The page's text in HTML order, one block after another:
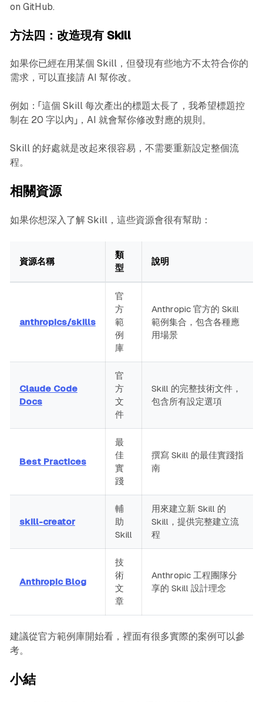
on GitHub.
方法四：改造現有 Skill
如果你已經在用某個 Skill，但發現有些地方不太符合你的
需求，可以直接請 AI 幫你改。
例如：「這個 Skill 每次產出的標題太長了，我希望標題控
制在 20 字以內」，AI 就會幫你修改對應的規則。
Skill 的好處就是改起來很容易，不需要重新設定整個流
程。
相關資源
如果你想深入了解 Skill，這些資源會很有幫助：
資源名稱
類
型
說明
anthropics/skills
官
方
範
例
庫
Anthropic 官方的 Skill
範例集合，包含各種應
用場景
Claude Code
Docs
官
方
文
件
Skill 的完整技術文件，
包含所有設定選項
Best Practices
最
佳
實
踐
撰寫 Skill 的最佳實踐指
南
skill-creator
輔
助
Skill
用來建立新 Skill 的
Skill，提供完整建立流
程
Anthropic Blog
技
術
文
章
Anthropic 工程團隊分
享的 Skill 設計理念
建議從官方範例庫開始看，裡面有很多實際的案例可以參
考。
小結